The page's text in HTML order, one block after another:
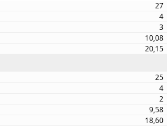
27
4
3
10,08
20,15
25
4
2
9,58
18,60